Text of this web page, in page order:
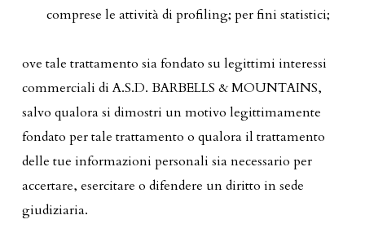
comprese le attività di profiling; per fini statistici;
ove tale trattamento sia fondato su legittimi interessi
commerciali di A.S.D. BARBELLS & MOUNTAINS,
salvo qualora si dimostri un motivo legittimamente
fondato per tale trattamento o qualora il trattamento
delle tue informazioni personali sia necessario per
accertare, esercitare o difendere un diritto in sede
giudiziaria.